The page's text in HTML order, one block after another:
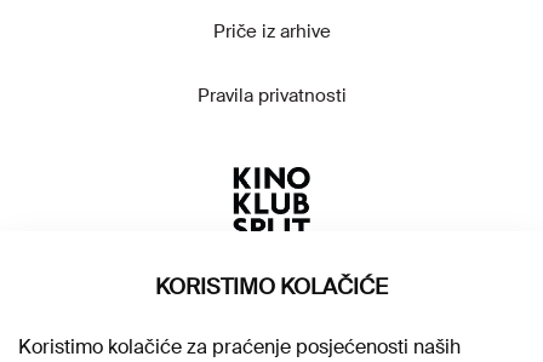
Priče iz arhive
Pravila privatnosti
KORISTIMO KOLAČIĆE
Koristimo kolačiće za praćenje posjećenosti naših